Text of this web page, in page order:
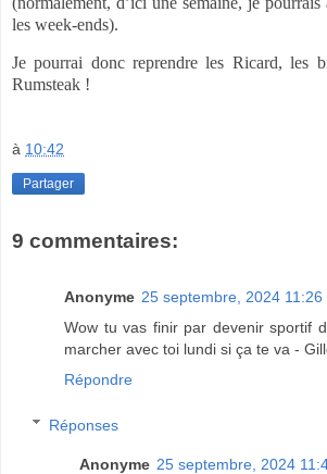
les week-ends).
Je pourrai donc reprendre les Ricard, les
Rumsteak !
à 10:42
Partager
9 commentaires:
Anonyme 25 septembre, 2024 11:26
Wow tu vas finir par devenir sportif
marcher avec toi lundi si ça te va -
Répondre
Réponses
Anonyme 25 septembre, 2024